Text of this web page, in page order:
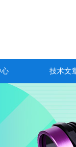
心 技术文